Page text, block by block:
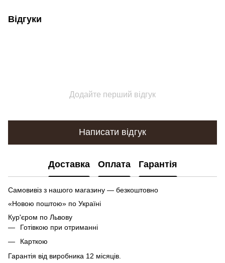
Відгуки
Додайте перший відгук
Написати відгук
Доставка Оплата Гарантія
Самовивіз з нашого магазину — безкоштовно
«Новою поштою» по Україні
Кур'єром по Львову
Готівкою при отриманні
Карткою
Гарантія від виробника 12 місяців.